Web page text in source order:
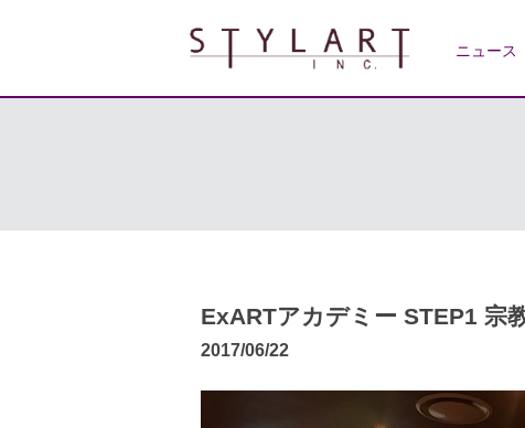
ニュース
ExARTアカデミー STEP1 宗
2017/06/22